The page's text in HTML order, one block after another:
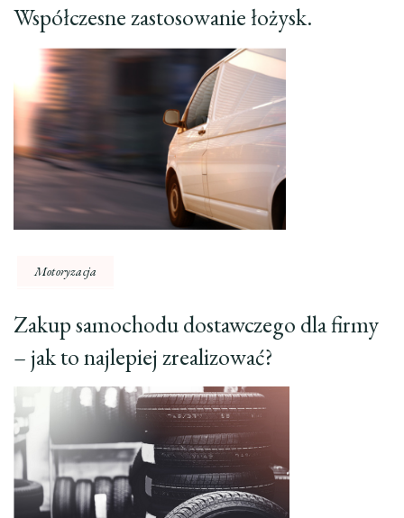
Współczesne zastosowanie łożysk.
Motoryzacja
Zakup samochodu dostawczego dla firmy
– jak to najlepiej zrealizować?